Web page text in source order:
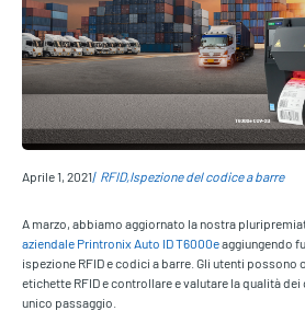
Aprile 1, 2021 RFID Ispezione del codice a barre
A marzo, abbiamo aggiornato la nostra
aziendale Printronix Auto ID T6000eaggiungendo
ispezione RFID e codici a barre. Gli utenti
etichette RFID e controllare e valutare la qualità
unico passaggio.